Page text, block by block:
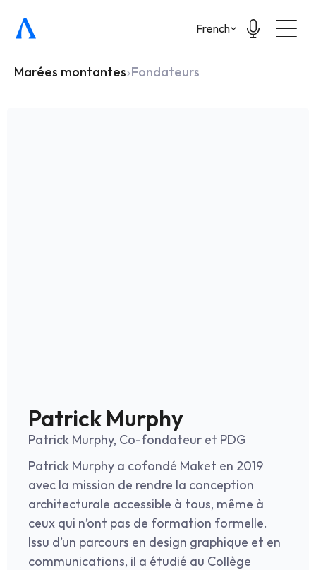
Select Language
French
Marées montantes Fondateurs
Patrick Murphy
Patrick Murphy, Co-fondateur et PDG
Patrick Murphy a cofondé Maket en 2019
avec la mission de rendre la conception
architecturale accessible à tous, même à
ceux qui n’ont pas de formation formelle.
Issu d’un parcours en design graphique et en
communications, il a étudié au Collège